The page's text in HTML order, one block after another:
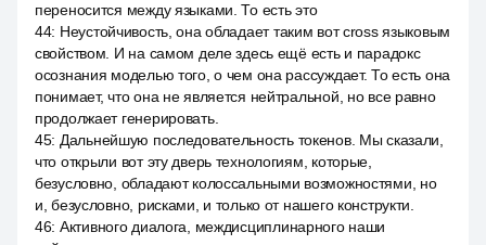
переносится между языками. То есть это
44: Неустойчивость, она обладает таким вот cross языковым
свойством. И на самом деле здесь ещё есть и парадокс
осознания моделью того, о чем она рассуждает. То есть она
понимает, что она не является нейтральной, но все равно
продолжает генерировать.
45: Дальнейшую последовательность токенов. Мы сказали,
что открыли вот эту дверь технологиям, которые,
безусловно, обладают колоссальными возможностями, но
и, безусловно, рисками, и только от нашего конструкти.
46: Активного диалога, междисциплинарного наши